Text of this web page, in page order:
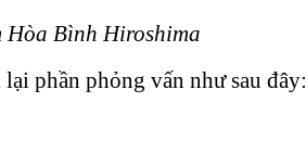
Hòa Bình Hiroshima
phần phỏng vấn như sau đây: